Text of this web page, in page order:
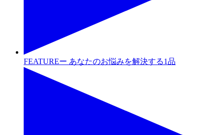
FEATUREー あなたのお悩みを解決する1品